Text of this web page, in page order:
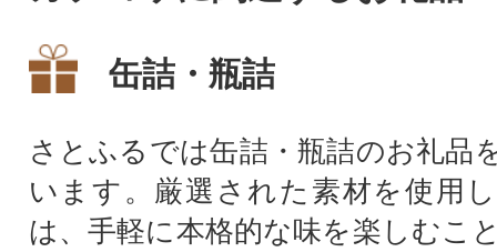
缶詰・瓶詰
さとふるでは缶詰・瓶詰のお礼品
います。厳選された素材を使用
は、手軽に本格的な味を楽しむこ